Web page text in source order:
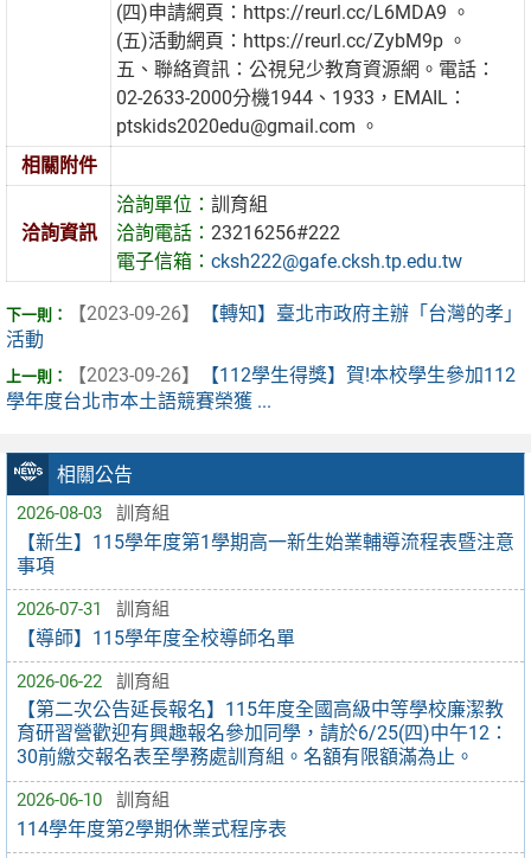
相關公告
2026-08-03 訓育組
【新生】115學年度第1學期高一新生始業輔導流程表暨注意
事項
2026-07-31 訓育組
【導師】115學年度全校導師名單
2026-06-22 訓育組
【第二次公告延長報名】115年度全國高級中等學校廉潔教
育研習營歡迎有興趣報名參加同學，請於6/25(四)中午12：
30前繳交報名表至學務處訓育組。名額有限額滿為止。
2026-06-10 訓育組
114學年度第2學期休業式程序表
(四)申請網頁：https://reurl.cc/L6MDA9 。
(五)活動網頁：https://reurl.cc/ZybM9p 。
五、聯絡資訊：公視兒少教育資源網。電話：
02-2633-2000分機1944、1933，EMAIL：
ptskids2020edu@gmail.com 。
相關附件
洽詢資訊
洽詢單位：訓育組
洽詢電話：23216256#222
電子信箱：cksh222@gafe.cksh.tp.edu.tw
【2023-09-26】
【轉知】臺北市政府主辦「台灣的孝」
活動
【2023-09-26】
【112學生得獎】賀!本校學生參加112
學年度台北市本土語競賽榮獲 ...